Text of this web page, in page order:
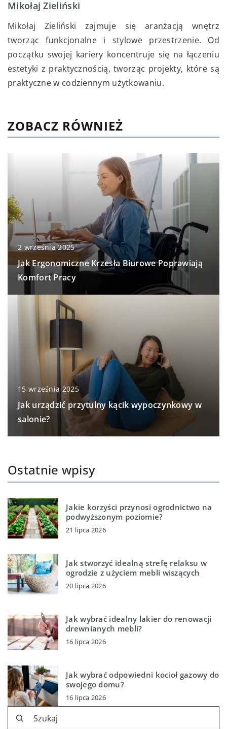
Mikołaj Zieliński
Mikołaj Zieliński zajmuje się aranżacją wnętrz
tworząc funkcjonalne i stylowe przestrzenie. Od
początku swojej kariery koncentruje się na łączeniu
estetyki z praktycznością, tworząc projekty, które są
praktyczne w codziennym użytkowaniu.
ZOBACZ RÓWNIEŻ
2 września 2025
Jak Ergonomiczne Krzesła Biurowe Poprawiają
Komfort Pracy
15 września 2025
Jak urządzić przytulny kącik wypoczynkowy w
salonie?
Ostatnie wpisy
Jakie korzyści przynosi ogrodnictwo na
podwyższonym poziomie?
21 lipca 2026
Jak stworzyć idealną strefę relaksu w
ogrodzie z użyciem mebli wiszących
20 lipca 2026
Jak wybrać idealny lakier do renowacji
drewnianych mebli?
16 lipca 2026
Jak wybrać odpowiedni kocioł gazowy do
swojego domu?
16 lipca 2026